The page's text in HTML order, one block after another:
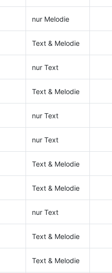
nur Melodie
Text & Melodie
nur Text
Text & Melodie
nur Text
nur Text
Text & Melodie
Text & Melodie
nur Text
Text & Melodie
Text & Melodie